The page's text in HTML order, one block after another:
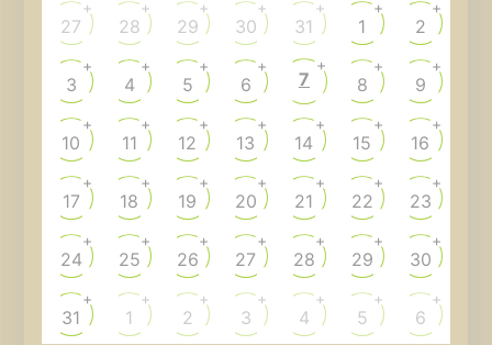
27
+
28
+
29
+
30
+
31
+
1
+
2
+
3
+
4
+
5
+
6
+
7
+
8
+
9
+
10
+
11
+
12
+
13
+
14
+
15
+
16
+
17
+
18
+
19
+
20
+
21
+
22
+
23
+
24
+
25
+
26
+
27
+
28
+
29
+
30
+
31
+
1
+
2
+
3
+
4
+
5
+
6
+